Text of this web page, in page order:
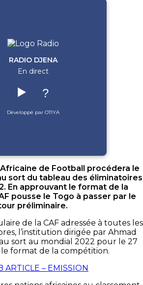
RADIO DJENA
En direct
▶️ ?
Développé par OTIYA
de Football procédera le
sort du tableau des éliminatoires
En approuvant le format de la
pousse le Togo à passer par le
préliminaire.
de la CAF adressée à toutes les
l’institution dirigée par Ahmad
sort au mondial 2022 pour le 27
format de la compétition.